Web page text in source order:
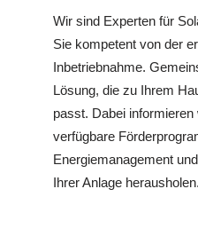
Wir sind Experten für
Sie kompetent von der
Inbetriebnahme.
Lösung, die zu Ihrem
passt. Dabei
verfügbare
Energiemanagement
Ihrer Anlage herausholen.